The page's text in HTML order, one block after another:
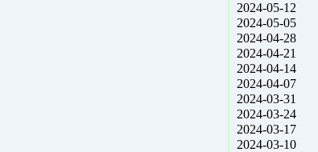
2024-05-12
2024-05-05
2024-04-28
2024-04-21
2024-04-14
2024-04-07
2024-03-31
2024-03-24
2024-03-17
2024-03-10